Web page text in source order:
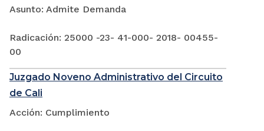
Asunto: Admite Demanda
Radicación: 25000 -23- 41-000- 2018- 00455-
00
Juzgado Noveno Administrativo del Circuito
de Cali
Acción: Cumplimiento